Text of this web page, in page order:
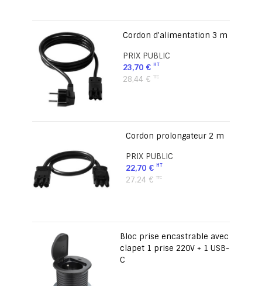
Cordon d'alimentation 3 m
PRIX PUBLIC
23,70 €
28,44 €
Cordon prolongateur 2 m
PRIX PUBLIC
22,70 €
27,24 €
Bloc prise encastrable avec
clapet 1 prise 220V + 1 USB-
C